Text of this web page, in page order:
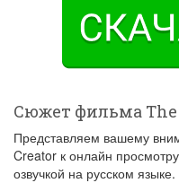
Сюжет фильма The
Представляем вашему
Creator к онлайн
озвучкой на русском языке.